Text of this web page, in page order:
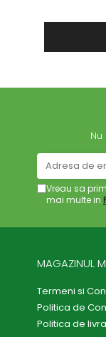
Vreau sa
mai multe in
MAGAZINUL
Termeni si
Politica de
Politica de